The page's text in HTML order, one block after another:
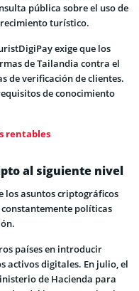
pública sobre el uso de
turístico.
exige que los
de Tailandia contra el
de verificación de clientes.
de conocimiento
rentables
al siguiente nivel
los asuntos criptográficos
políticas
países en introducir
activos digitales. En julio, el
de Hacienda para